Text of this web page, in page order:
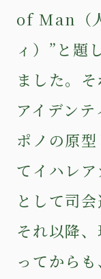
of Man（
ィ）”と題
ました。
アイデン
ポノの原
てイハレ
として司
それ以降
ってから